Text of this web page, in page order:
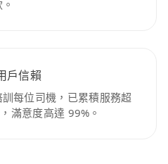
戶信賴
每位司機，已累積服務超
滿意度高達 99%。